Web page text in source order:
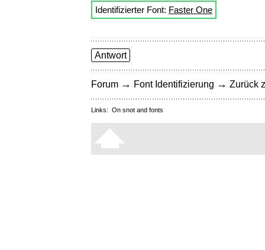
Identifizierter Font: Faster One
Antwort
Forum → Font Identifizierung → Zurück
Links: On snot and fonts